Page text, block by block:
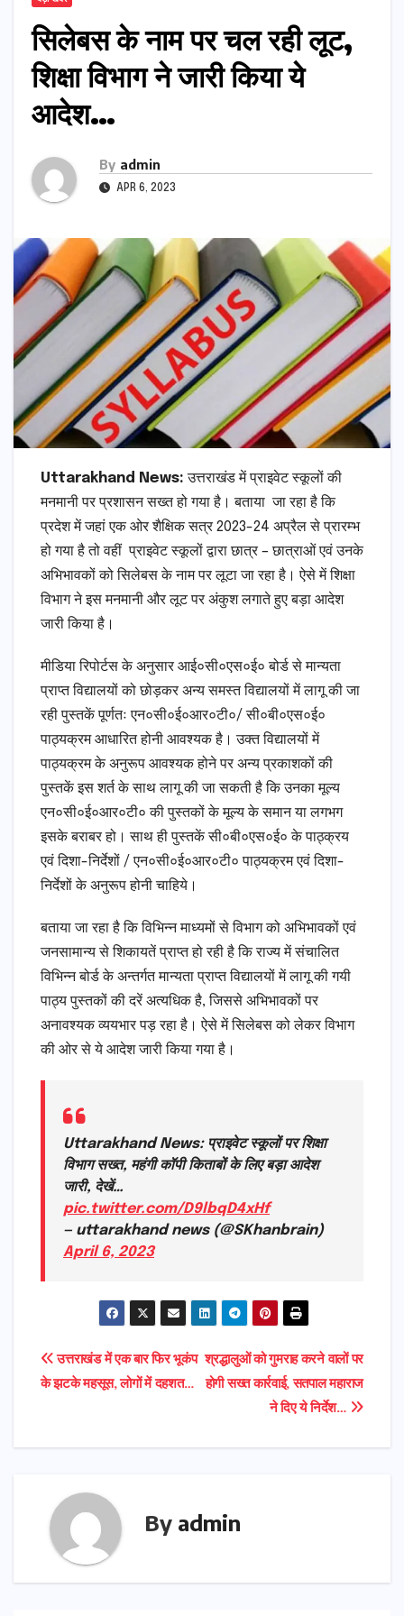
सिलेबस के नाम पर चल रही लूट,
शिक्षा विभाग ने जारी किया ये
आदेश…
By admin
APR 6, 2023
Uttarakhand News: उत्तराखंड में प्राइवेट स्कूलों की
मनमानी पर प्रशासन सख्त हो गया है। बताया जा रहा है कि
प्रदेश में जहां एक ओर शैक्षिक सत्र 2023-24 अप्रैल से प्रारम्भ
हो गया है तो वहीं प्राइवेट स्कूलों द्वारा छात्र – छात्राओं एवं उनके
अभिभावकों को सिलेबस के नाम पर लूटा जा रहा है। ऐसे में शिक्षा
विभाग ने इस मनमानी और लूट पर अंकुश लगाते हुए बड़ा आदेश
जारी किया है।
मीडिया रिपोर्टस के अनुसार आई०सी०एस०ई० बोर्ड से मान्यता
प्राप्त विद्यालयों को छोड़कर अन्य समस्त विद्यालयों में लागू की जा
रही पुस्तकें पूर्णतः एन०सी०ई०आर०टी०/ सी०बी०एस०ई०
पाठ्यक्रम आधारित होनी आवश्यक है। उक्त विद्यालयों में
पाठ्यक्रम के अनुरूप आवश्यक होने पर अन्य प्रकाशकों की
पुस्तकें इस शर्त के साथ लागू की जा सकती है कि उनका मूल्य
एन०सी०ई०आर०टी० की पुस्तकों के मूल्य के समान या लगभग
इसके बराबर हो। साथ ही पुस्तकें सी०बी०एस०ई० के पाठ्क्रय
एवं दिशा-निर्देशों / एन०सी०ई०आर०टी० पाठ्यक्रम एवं दिशा-
निर्देशों के अनुरूप होनी चाहिये।
बताया जा रहा है कि विभिन्न माध्यमों से विभाग को अभिभावकों एवं
जनसामान्य से शिकायतें प्राप्त हो रही है कि राज्य में संचालित
विभिन्न बोर्ड के अन्तर्गत मान्यता प्राप्त विद्यालयों में लागू की गयी
पाठ्य पुस्तकों की दरें अत्यधिक है, जिससे अभिभावकों पर
अनावश्यक व्ययभार पड़ रहा है। ऐसे में सिलेबस को लेकर विभाग
की ओर से ये आदेश जारी किया गया है।
Uttarakhand News: प्राइवेट स्कूलों पर शिक्षा
विभाग सख्त, महंगी कॉपी किताबों के लिए बड़ा आदेश
जारी, देखें…
pic.twitter.com/D9lbqD4xHf
— uttarakhand news (@SKhanbrain)
April 6, 2023
Post
navigation
श्रद्धालुओं को गुमराह करने वालों पर
होगी सख्त कार्रवाई, सतपाल महाराज
ने दिए ये निर्देश…
उत्तराखंड में एक बार फिर भूकंप
के झटके महसूस, लोगों में दहशत…
By admin